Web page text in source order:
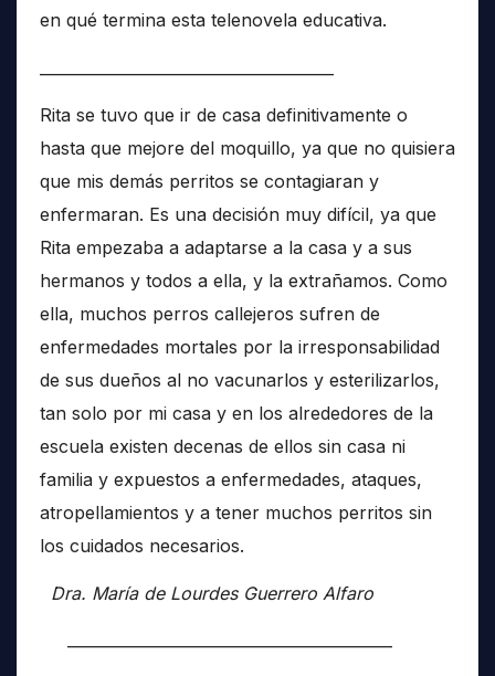
en qué termina esta telenovela educativa.
Rita se tuvo que ir de casa definitivamente o
hasta que mejore del moquillo, ya que no quisiera
que mis demás perritos se contagiaran y
enfermaran. Es una decisión muy difícil, ya que
Rita empezaba a adaptarse a la casa y a sus
hermanos y todos a ella, y la extrañamos. Como
ella, muchos perros callejeros sufren de
enfermedades mortales por la irresponsabilidad
de sus dueños al no vacunarlos y esterilizarlos,
tan solo por mi casa y en los alrededores de la
escuela existen decenas de ellos sin casa ni
familia y expuestos a enfermedades, ataques,
atropellamientos y a tener muchos perritos sin
los cuidados necesarios.
Dra. María de Lourdes Guerrero Alfaro